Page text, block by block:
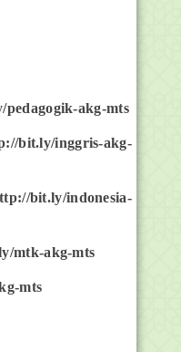
akg-mts
bit.ly/inggris-akg-
bit.ly/indonesia-
mtk-akg-mts
mts